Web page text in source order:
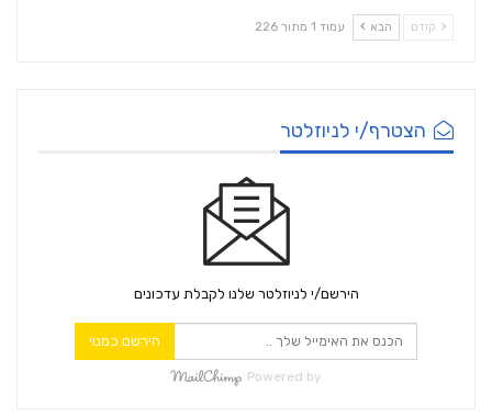
קודם הבא עמוד 1 מתוך 226
הצטרף/י לניוזלטר
הירשם/י לניוזלטר שלנו לקבלת עדכונים
הירשם כמנוי
Powered by